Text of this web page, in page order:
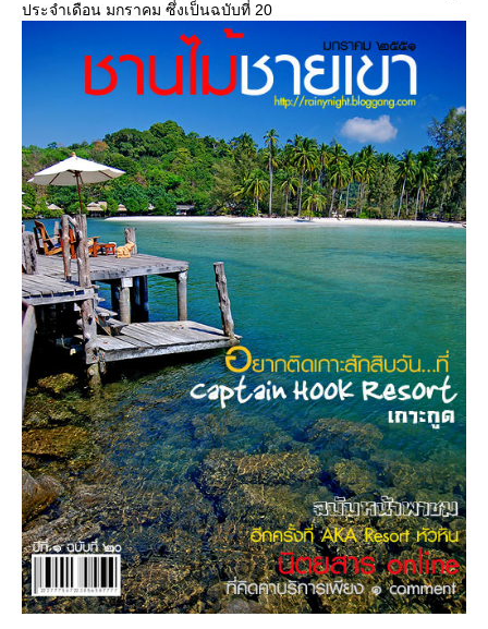
ประจำเดือน มกราคม ซึ่งเป็นฉบับที่ 20